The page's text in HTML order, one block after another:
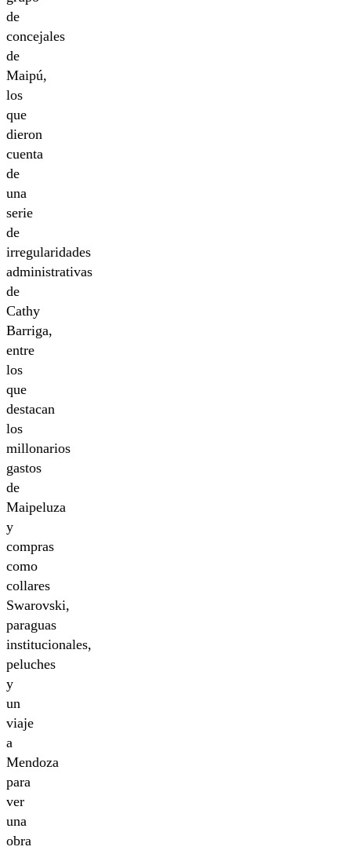
de
concejales
de
Maipú,
los
que
dieron
cuenta
de
una
serie
de
irregularidades
administrativas
de
Cathy
Barriga,
entre
los
que
destacan
los
millonarios
gastos
de
Maipeluza
y
compras
como
collares
Swarovski,
paraguas
institucionales,
peluches
y
un
viaje
a
Mendoza
para
ver
una
obra